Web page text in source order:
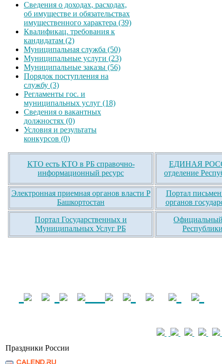
Сведения о доходах, расходах,
об имуществе и обязательствах
имущественного характера (39)
Квалификац. требования к
кандидатам (2)
Муниципальная служба (50)
Муниципальные услуги (23)
Муниципальные заказы (56)
Порядок поступления на
службу (3)
Регламенты гос. и
муниципальных услуг (18)
Сведения о вакантных
должностях (0)
Условия и результаты
конкурсов (0)
КТО есть КТО в РБ справочно-
информационный ресурс
ЕДИНАЯ
отделение
Электронная приемная органов власти Р
Башкортостан
Портал
органов
Портал Государственных и
Муниципальных Услуг РБ
Официальный
Праздники России